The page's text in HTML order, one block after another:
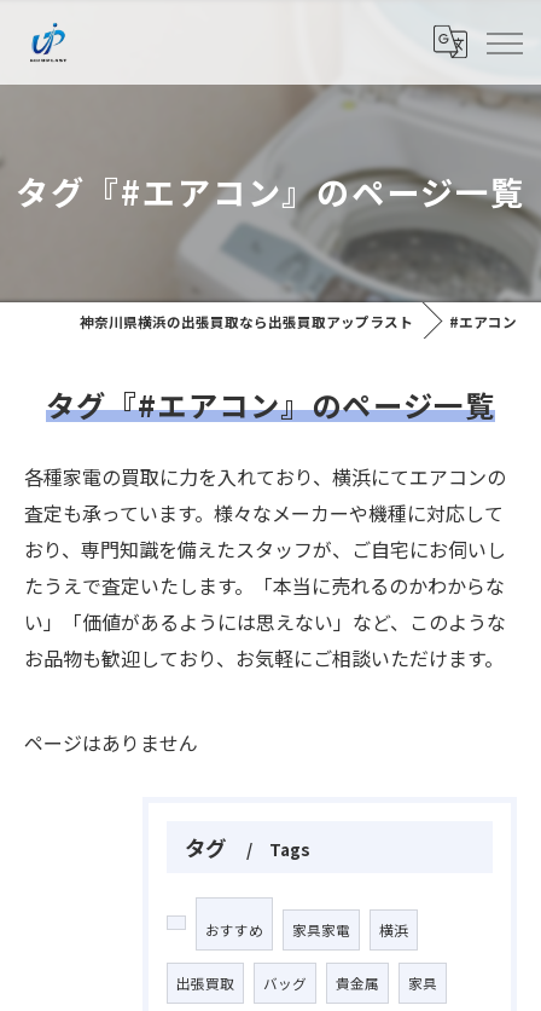
タグ『#エアコン』のページ一覧
神奈川県横浜の出張買取なら出張買取アップラスト #エアコン
タグ『#エアコン』のページ一覧
各種家電の買取に力を入れており、横浜にてエアコンの
査定も承っています。様々なメーカーや機種に対応して
おり、専門知識を備えたスタッフが、ご自宅にお伺いし
たうえで査定いたします。「本当に売れるのかわからな
い」「価値があるようには思えない」など、このような
お品物も歓迎しており、お気軽にご相談いただけます。
ページはありません
タグ Tags
おすすめ 家具家電 横浜
出張買取 バッグ 貴金属 家具